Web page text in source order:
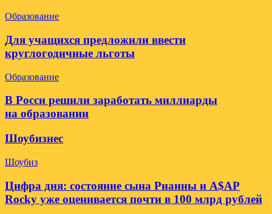
Образование
Для учащихся предложили ввести
круглогодичные льготы
Образование
В Росси решили заработать миллиарды
на образовании
Шоубизнес
Шоубиз
Цифра дня: состояние сына Рианны и A$AP
Rocky уже оценивается почти в 100 млрд рублей